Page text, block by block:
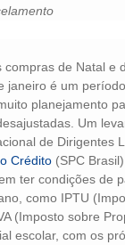
compras de Natal e
janeiro é um
planejamento
Um
de Dirigentes
Crédito (SPC
ter condições de
como IPTU
(Imposto sobre
escolar, com os